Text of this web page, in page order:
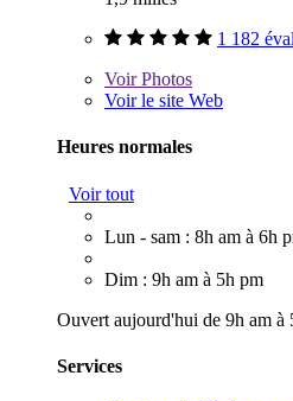
1 182
VoirPhotos
Voir le site Web
Heures normales
Voir tout
Lun - sam : 8h am à 6h
Dim : 9h am à 5h pm
Ouvert aujourd'hui de 9h am à
Services